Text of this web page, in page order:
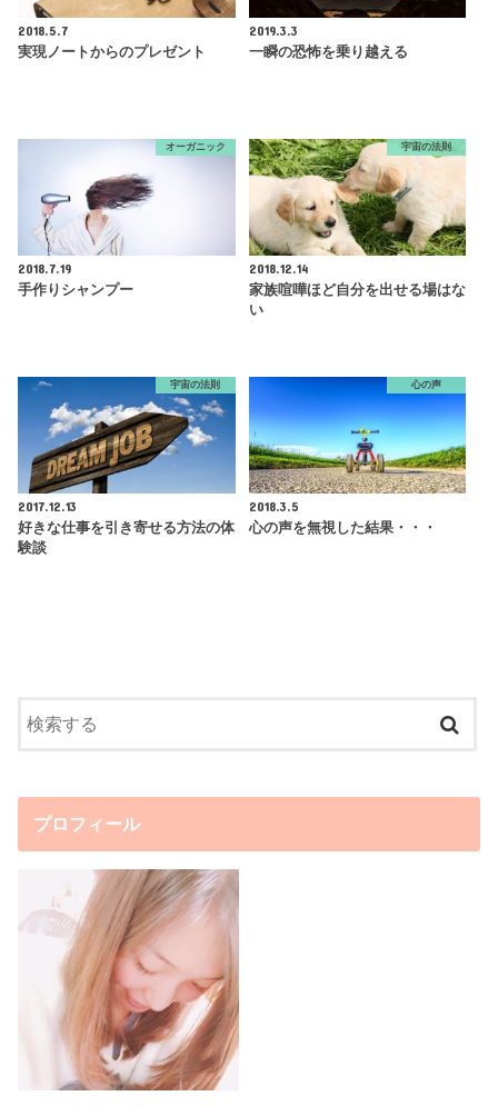
2018.5.7
実現ノートからのプレゼント
2019.3.3
一瞬の恐怖を乗り越える
オーガニック
2018.7.19
手作りシャンプー
宇宙の法則
2018.12.14
家族喧嘩ほど自分を出せる場はな
い
宇宙の法則
2017.12.13
好きな仕事を引き寄せる方法の体
験談
心の声
2018.3.5
心の声を無視した結果・・・
プロフィール